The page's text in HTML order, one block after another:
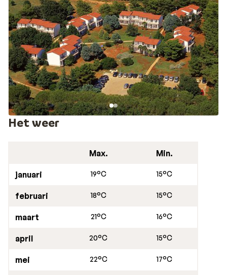
Het weer
Max. Min.
januari 19°C 15°C
februari 18°C 15°C
maart 21°C 16°C
april 20°C 15°C
mei 22°C 17°C